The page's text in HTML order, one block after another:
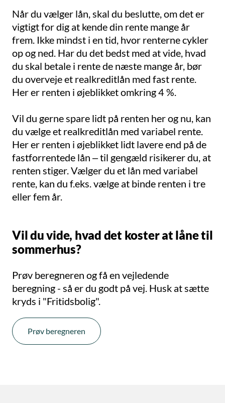
Når du vælger lån, skal du beslutte, om det er
vigtigt for dig at kende din rente mange år
frem. Ikke mindst i en tid, hvor renterne cykler
op og ned. Har du det bedst med at vide, hvad
du skal betale i rente de næste mange år, bør
du overveje et realkreditlån med fast rente.
Her er renten i øjeblikket omkring 4 %.
Vil du gerne spare lidt på renten her og nu, kan
du vælge et realkreditlån med variabel rente.
Her er renten i øjeblikket lidt lavere end på de
fastforrentede lån – til gengæld risikerer du, at
renten stiger. Vælger du et lån med variabel
rente, kan du f.eks. vælge at binde renten i tre
eller fem år.
Vil du vide, hvad det koster at låne til
sommerhus?
Prøv beregneren og få en vejledende
beregning - så er du godt på vej. Husk at sætte
kryds i "Fritidsbolig".
Prøv beregneren